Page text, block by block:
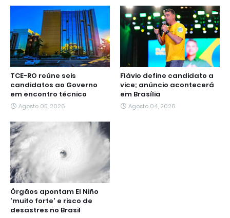
TCE-RO reúne seis
candidatos ao Governo
em encontro técnico
Agosto 05, 2026
Flávio define candidato a
vice; anúncio acontecerá
em Brasília
Agosto 04, 2026
Órgãos apontam El Niño
'muito forte' e risco de
desastres no Brasil